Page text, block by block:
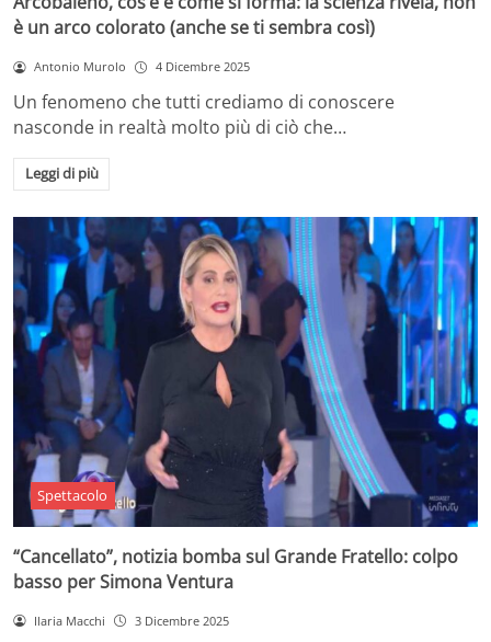
è un arco colorato (anche se ti sembra così)
Antonio Murolo 4 Dicembre 2025
Un fenomeno che tutti crediamo di conoscere
nasconde in realtà molto più di ciò che…
Leggi di più
Spettacolo
“Cancellato”, notizia bomba sul Grande Fratello: colpo
basso per Simona Ventura
Ilaria Macchi 3 Dicembre 2025